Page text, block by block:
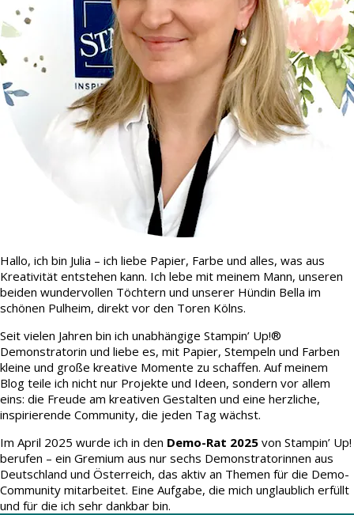
Hallo, ich bin Julia – ich liebe Papier, Farbe und alles, was aus
Kreativität entstehen kann. Ich lebe mit meinem Mann, unseren
beiden wundervollen Töchtern und unserer Hündin Bella im
schönen Pulheim, direkt vor den Toren Kölns.
Seit vielen Jahren bin ich unabhängige Stampin’ Up!®
Demonstratorin und liebe es, mit Papier, Stempeln und Farben
kleine und große kreative Momente zu schaffen. Auf meinem
Blog teile ich nicht nur Projekte und Ideen, sondern vor allem
eins: die Freude am kreativen Gestalten und eine herzliche,
inspirierende Community, die jeden Tag wächst.
Im April 2025 wurde ich in den Demo-Rat 2025 von Stampin’ Up!
berufen – ein Gremium aus nur sechs Demonstratorinnen aus
Deutschland und Österreich, das aktiv an Themen für die Demo-
Community mitarbeitet. Eine Aufgabe, die mich unglaublich erfüllt
und für die ich sehr dankbar bin.